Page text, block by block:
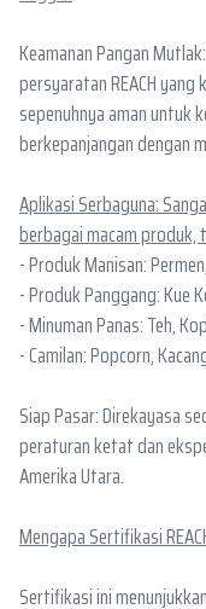
Keamanan Pangan
persyaratan REACH
sepenuhnya aman untuk
berkepanjangan dengan
Aplikasi Serbaguna:
berbagai macam produk,
- Produk Manisan:
- Produk Panggang: Kue
- Minuman Panas: Teh,
- Camilan: Popcorn,
Siap Pasar: Direkayasa
peraturan ketat dan
Amerika Utara.
Mengapa Sertifikasi
Sertifikasi ini
Produk